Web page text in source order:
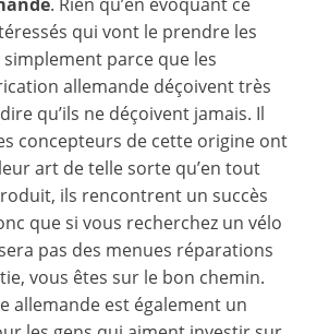
qui vont le prendre les
parce que les
allemande déçoivent très
qu’ils ne déçoivent jamais. Il
concepteurs de cette origine ont
art de telle sorte qu’en tout
ils rencontrent un succès
que si vous recherchez un vélo
pas des menues réparations
vous êtes sur le bon chemin.
allemande est également un